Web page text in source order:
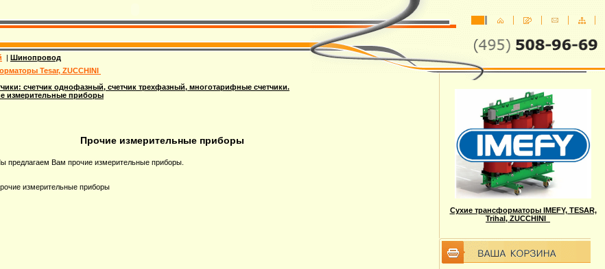
| Шинопровод
Tesar, ZUCCHINI
Сухие трансформаторы IMEFY, TESAR,
Trihal, ZUCCHINI
счетчик однофазный, счетчик трехфазный, многотарифные счетчики.
измерительные приборы
Прочие измерительные приборы
предлагаем Вам прочие измерительные приборы.
измерительные приборы